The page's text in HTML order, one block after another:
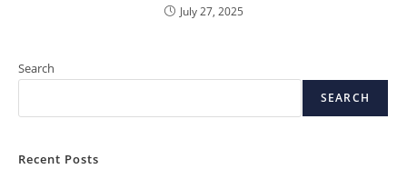
July 27, 2025
Search
SEARCH
Recent Posts